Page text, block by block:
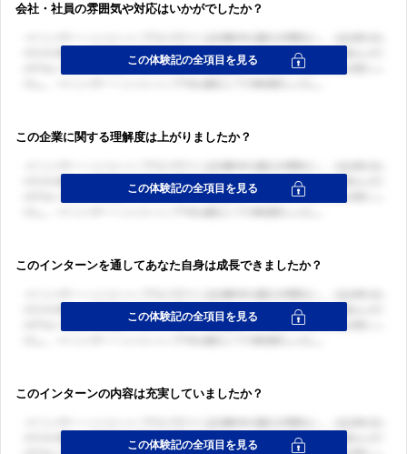
会社・社員の雰囲気や対応はいかがでしたか？
この企業に関する理解度は上がりましたか？
このインターンを通してあなた自身は成長できましたか？
このインターンの内容は充実していましたか？
ログイン・会員登録